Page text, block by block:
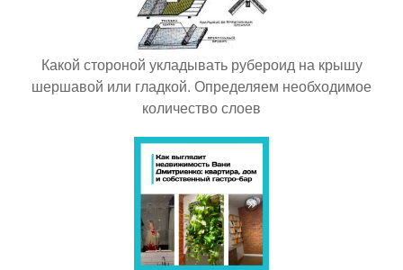
Какой стороной укладывать рубероид на крышу
шершавой или гладкой. Определяем необходимое
количество слоев